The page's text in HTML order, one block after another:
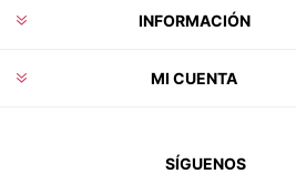
INFORMACIÓN
MI CUENTA
SÍGUENOS